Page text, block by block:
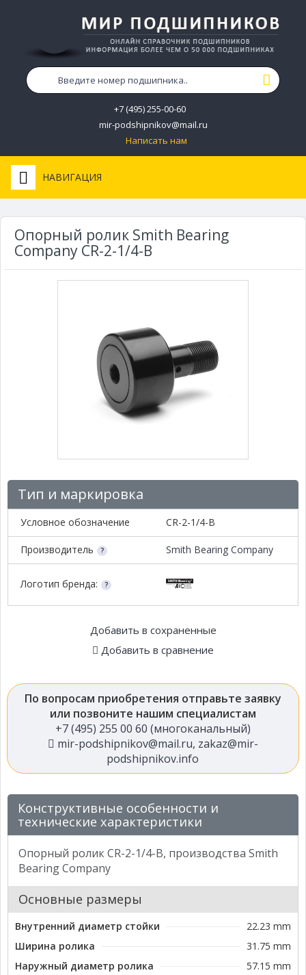
+7 (495) 255-00-60
mir-podshipnikov@mail.ru
Написать нам
НАВИГАЦИЯ
Опорный ролик Smith Bearing
Company CR-2-1/4-B
Тип и маркировка
Условное обозначение CR-2-1/4-B
Производитель Smith Bearing Company
Логотип бренда:
Добавить в сохраненные
Добавить в сравнение
По вопросам приобретения отправьте заявку
или позвоните нашим специалистам
+7 (495) 255 00 60 (многоканальный)
mir-podshipnikov@mail.ru, zakaz@mir-
podshipnikov.info
Конструктивные особенности и
технические характеристики
Опорный ролик CR-2-1/4-B, производства Smith
Bearing Company
Основные размеры
Внутренний диаметр стойки
22.23 mm
Ширина ролика
31.75 mm
Наружный диаметр ролика
57.15 mm